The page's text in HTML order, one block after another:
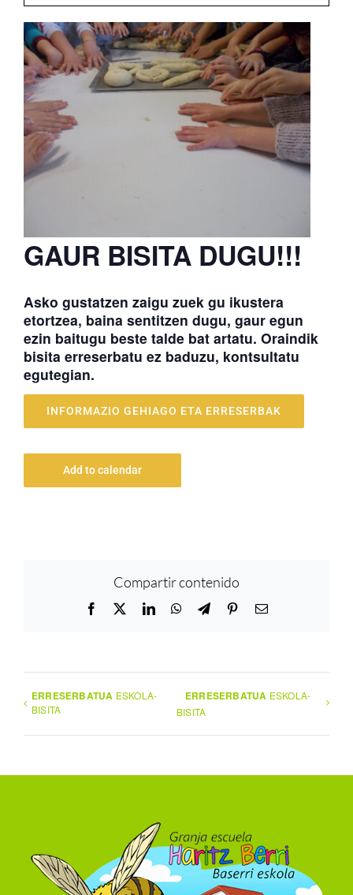
ATERPEAK
BIZI-BASO
ERLE-KIDE
BERRIAK
GAUR BISITA DUGU!!!
Asko gustatzen zaigu zuek gu ikustera
etortzea, baina sentitzen dugu, gaur egun
ezin baitugu beste talde bat artatu. Oraindik
bisita erreserbatu ez baduzu, kontsultatu
egutegian.
INFORMAZIO GEHIAGO ETA ERRESERBAK
Add to calendar
Compartir contenido
Facebook LinkedInWhatsApp
TelegramPinterestEmail
ERRESERBATUA ESKOLA-
BISITA
ERRESERBATUA ESKOLA-
BISITA